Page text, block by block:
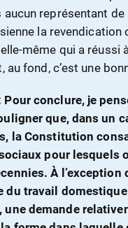
aucun représentant de
la revendication
même qui a réussi
au fond, c’est une
conclure, je
que, dans un
la Constitution
pour lesquels
À l’exception
du travail
une demande